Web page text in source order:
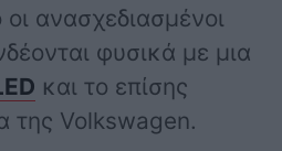
ανασχεδιασμένοι
φυσικά με μια
και το επίσης
της Volkswagen.